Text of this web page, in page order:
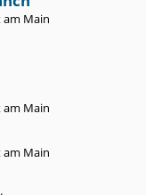
am Main
am Main
am Main